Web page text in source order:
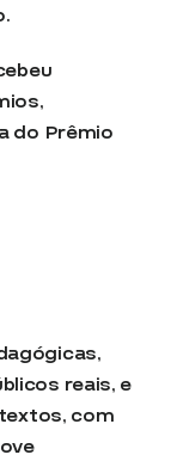
do Prêmio
reais, e
com